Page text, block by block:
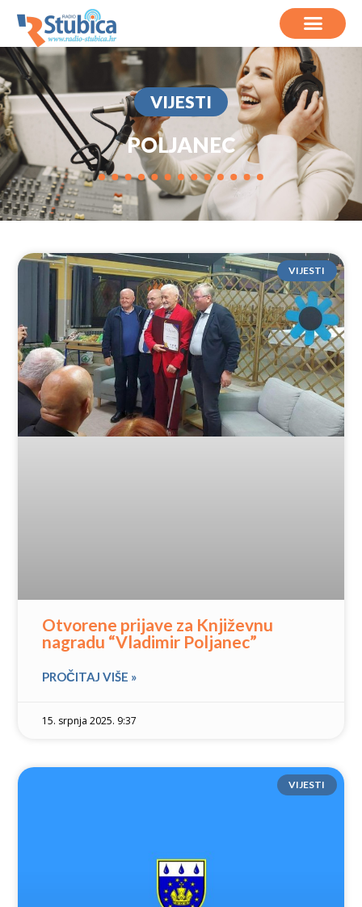
VIJESTI
POLJANEC
VIJESTI
Otvorene prijave za Književnu
nagradu “Vladimir Poljanec”
PROČITAJ VIŠE »
15. srpnja 2025. 9:37
VIJESTI